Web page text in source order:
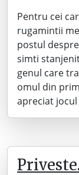
Pentru cei
rugamintii
postul
simti
genul care
omul din
apreciat